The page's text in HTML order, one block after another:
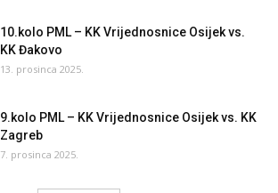
10.kolo PML – KK Vrijednosnice Osijek vs.
KK Đakovo
13. prosinca 2025.
9.kolo PML – KK Vrijednosnice Osijek vs. KK
Zagreb
7. prosinca 2025.